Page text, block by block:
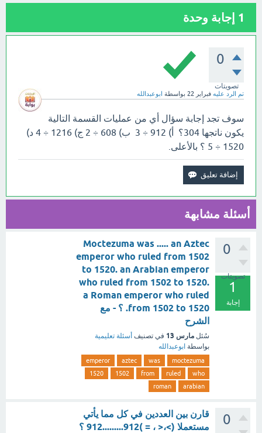
1 إجابة وحدة
0
تصويتات
تم الرد عليه فبراير 22 بواسطة ابوعبدالله
سوف تجد إجابة سؤال أي من عمليات القسمة التالية
يكون ناتجها 304؟ أ) 912 ÷ 3 ب) 608 ÷ 2 ج) 1216 ÷ 4 د)
1520 ÷ 5 ؟ بالأعلى.
أسئلة مشابهة
0
تصويتات
1
إجابة
Moctezuma was ..... an Aztec
emperor who ruled from 1502
to 1520. an Arabian emperor
who ruled from 1502 to 1520.
a Roman emperor who ruled
from 1502 to 1520. ؟ - مع
الشرح
سُئل مارس 13 في تصنيف أسئلة تعليمية
بواسطة ابوعبدالله
moctezuma
was
aztec
emperor
who
ruled
from
1502
1520
arabian
roman
0
قارن بين العددين في كل مما يأتي
مستعملا (>،< ، = )912.........912 ؟